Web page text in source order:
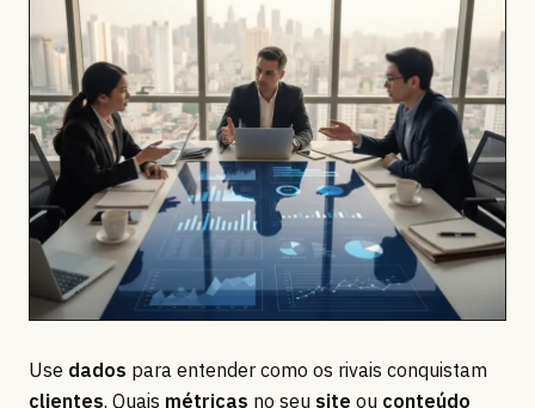
Use dados para entender como os rivais conquistam
clientes. Quais métricas no seu site ou conteúdo